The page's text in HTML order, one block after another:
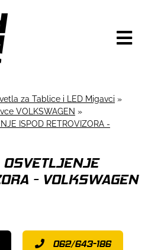
za Tablice i LED Migavci »
VOLKSWAGEN »
ISPOD RETROVIZORA -
- VOLKSWAGEN
062/643-186